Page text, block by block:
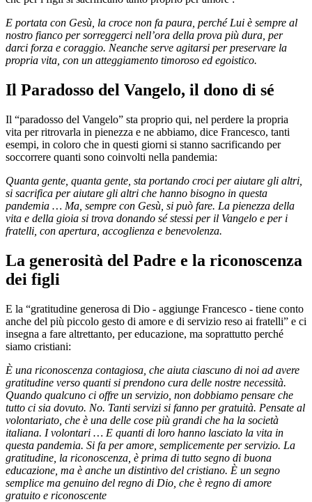
E portata con Gesù, la croce non fa paura, perché Lui è sempre al
nostro fianco per sorreggerci nell’ora della prova più dura, per
darci forza e coraggio. Neanche serve agitarsi per preservare la
propria vita, con un atteggiamento timoroso ed egoistico.
Il Paradosso del Vangelo, il dono di sé
Il “paradosso del Vangelo” sta proprio qui, nel perdere la propria
vita per ritrovarla in pienezza e ne abbiamo, dice Francesco, tanti
esempi, in coloro che in questi giorni si stanno sacrificando per
soccorrere quanti sono coinvolti nella pandemia:
Quanta gente, quanta gente, sta portando croci per aiutare gli altri,
si sacrifica per aiutare gli altri che hanno bisogno in questa
pandemia … Ma, sempre con Gesù, si può fare. La pienezza della
vita e della gioia si trova donando sé stessi per il Vangelo e per i
fratelli, con apertura, accoglienza e benevolenza.
La generosità del Padre e la riconoscenza
dei figli
E la “gratitudine generosa di Dio - aggiunge Francesco - tiene conto
anche del più piccolo gesto di amore e di servizio reso ai fratelli” e ci
insegna a fare altrettanto, per educazione, ma soprattutto perché
siamo cristiani:
È una riconoscenza contagiosa, che aiuta ciascuno di noi ad avere
gratitudine verso quanti si prendono cura delle nostre necessità.
Quando qualcuno ci offre un servizio, non dobbiamo pensare che
tutto ci sia dovuto. No. Tanti servizi si fanno per gratuità. Pensate al
volontariato, che è una delle cose più grandi che ha la società
italiana. I volontari … E quanti di loro hanno lasciato la vita in
questa pandemia. Si fa per amore, semplicemente per servizio. La
gratitudine, la riconoscenza, è prima di tutto segno di buona
educazione, ma è anche un distintivo del cristiano. È un segno
semplice ma genuino del regno di Dio, che è regno di amore
gratuito e riconoscente